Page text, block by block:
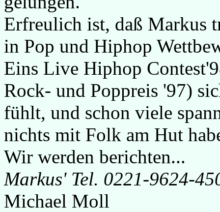
Erfreulich ist, daß Markus
in Pop und Hiphop
Eins Live Hiphop
Rock- und Poppreis '97)
fühlt, und schon viele
nichts mit Folk am Hut
Wir werden berichten...
Markus' Tel. 0221-9624-
Michael Moll